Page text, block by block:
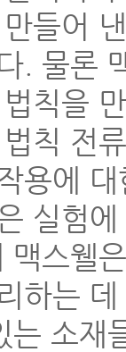
들어
. 물론
칙을
칙 전
용에
실험
맥스웰
하는
는 소재